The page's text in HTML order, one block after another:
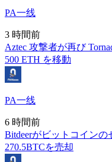
PA一线
3 時間前
Aztec 攻撃者が再び
500 ETH を移動
PA一线
6 時間前
Bitdeerがビットコイン
270.5BTCを売却